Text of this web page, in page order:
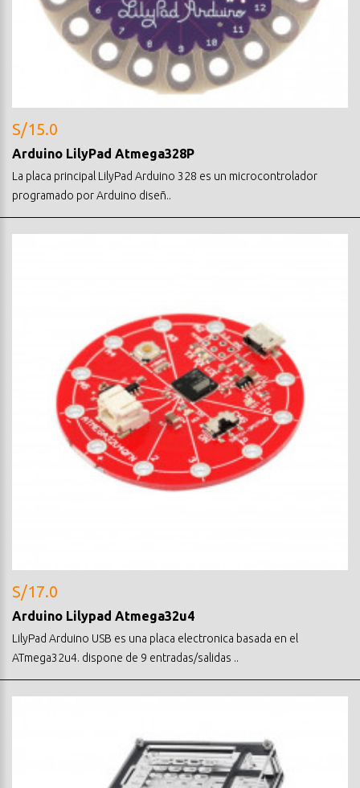
S/15.0
Arduino LilyPad Atmega328P
La placa principal LilyPad Arduino 328 es un microcontrolador
programado por Arduino diseñ..
S/17.0
Arduino Lilypad Atmega32u4
LilyPad Arduino USB es una placa electronica basada en el
ATmega32u4. dispone de 9 entradas/salidas ..